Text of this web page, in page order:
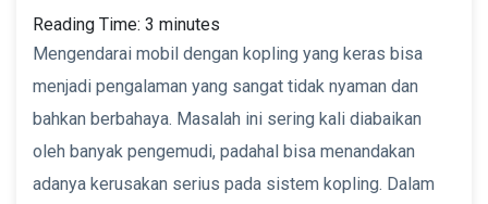
Reading Time: 3 minutes
Mengendarai mobil dengan kopling yang keras bisa
menjadi pengalaman yang sangat tidak nyaman dan
bahkan berbahaya. Masalah ini sering kali diabaikan
oleh banyak pengemudi, padahal bisa menandakan
adanya kerusakan serius pada sistem kopling. Dalam